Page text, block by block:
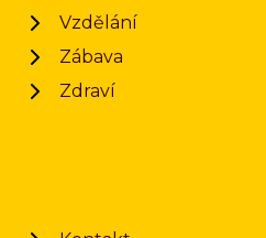
Vzdělání
Zábava
Zdraví